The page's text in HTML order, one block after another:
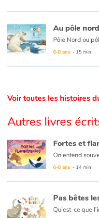
Catalogue anglais
Aide
Famille
Écoles
Médiathèques
Vidéos & Tutoriaux
Au pôle
6-8 ans - 15 min
Voir toutes les histoires
Autres livres
Fortes et
6-8 ans - 14 min
Pas bêtes
Qu’est-ce que